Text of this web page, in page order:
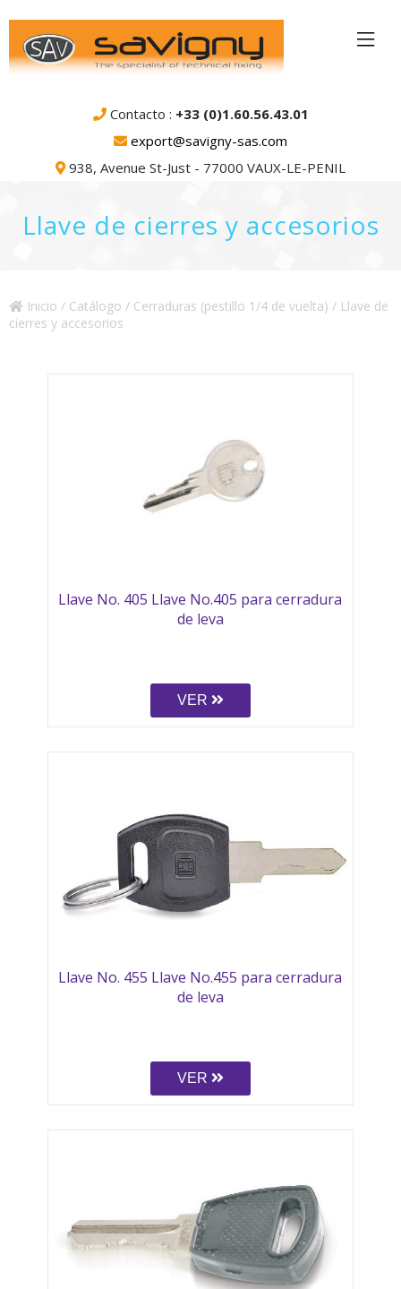
Contacto : +33 (0)1.60.56.43.01
export@savigny-sas.com
938, Avenue St-Just - 77000 VAUX-LE-PENIL
Llave de cierres y accesorios
Inicio / Catálogo / Cerraduras (pestillo 1/4 de vuelta) / Llave de
cierres y accesorios
Llave No. 405 Llave No.405 para cerradura
de leva
VER
Llave No. 455 Llave No.455 para cerradura
de leva
VER